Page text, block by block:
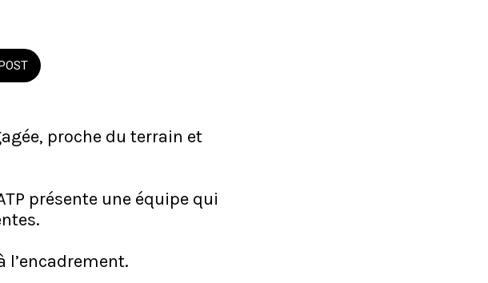
POST
proche du terrain et
présente une équipe qui
l’encadrement.